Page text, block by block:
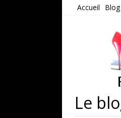
Accueil
Le